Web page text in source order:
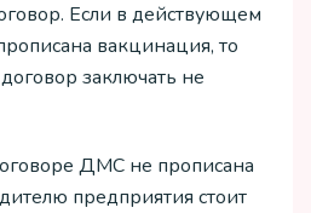
Если в действующем
вакцинация, то
заключать не
ДМС не прописана
предприятия стоит